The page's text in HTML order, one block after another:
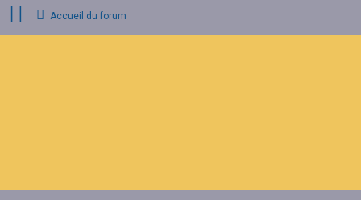
Accueil du forum